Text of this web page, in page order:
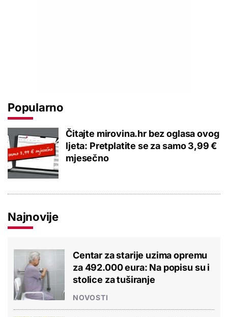
Popularno
Čitajte mirovina.hr bez oglasa ovog
ljeta: Pretplatite se za samo 3,99 €
mjesečno
Najnovije
Centar za starije uzima opremu
za 492.000 eura: Na popisu su i
stolice za tuširanje
NOVOSTI